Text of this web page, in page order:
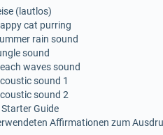
(lautlos)
cat purring
rain sound
sound
waves sound
sound 1
sound 2
Guide
Affirmationen zum